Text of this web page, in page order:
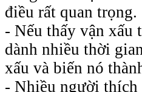
điều rất quan trọng.
- Nếu thấy vận
dành nhiều thời
xấu và biến nó
- Nhiều người thích